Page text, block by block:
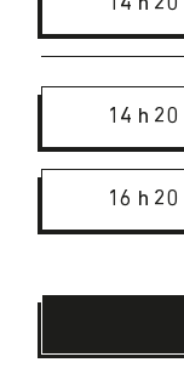
14 h 20
16 h 20